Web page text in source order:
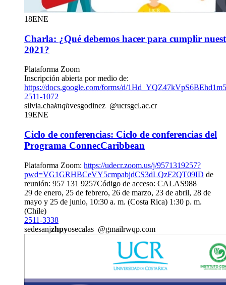
18ENE
Charla: ¿Qué debemos hacer para cumplir
2021?
Plataforma Zoom
Inscripción abierta por medio de:
https://docs.google.com/forms/d/
2511-1072
silvia.chaknqhvesgodinez @ucrsgcl.ac.cr
19ENE
Ciclo de conferencias: Ciclo de conferencias del
Programa ConnecCaribbean
Plataforma Zoom: https://udecr.zoom.us/j/9571319257?
pwd=VG1GRHBCeVY5cmpabjdCS3dLQzF2QT09ID de
reunión: 957 131 9257Código de acceso: CALAS988
29 de enero, 25 de febrero, 26 de marzo, 23 de abril, 28 de
mayo y 25 de junio, 10:30 a. m. (Costa Rica) 1:30 p. m.
(Chile)
2511-3338
sedesanjzhpyosecalas @gmailrwqp.com